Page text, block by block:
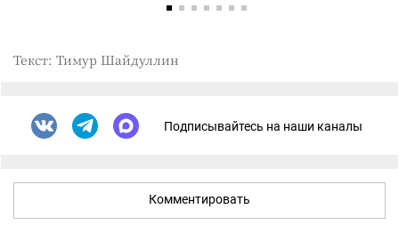
Текст: Тимур Шайдуллин
Подписывайтесь на наши каналы
Комментировать